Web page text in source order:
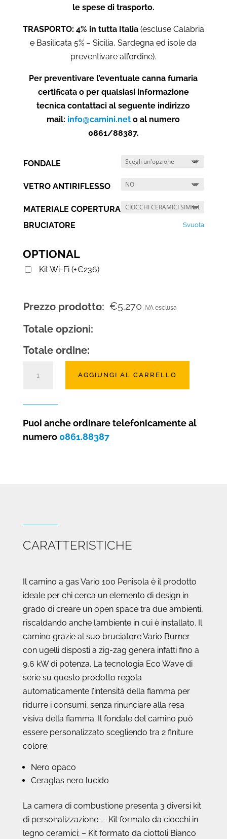
le spese di trasporto.
TRASPORTO: 4% in tutta Italia (escluse Calabria
e Basilicata 5% – Sicilia, Sardegna ed isole da
preventivare all’ordine).
Per preventivare l’eventuale canna fumaria
certificata o per qualsiasi informazione
tecnica contattaci al seguente indirizzo
mail: info@camini.net o al numero
0861/88387.
FONDALE
VETRO ANTIRIFLESSO
MATERIALE COPERTURA
BRUCIATORE
Svuota
OPTIONAL
Kit Wi-Fi (+€236)
Prezzo prodotto: €5.270 IVA esclusa
Totale opzioni:
Totale ordine:
100
penisola
AGGIUNGI AL CARRELLO
Puoi anche ordinare telefonicamente al
numero 0861.88387
CARATTERISTICHE
Il camino a gas Vario 100 Penisola è il prodotto
ideale per chi cerca un elemento di design in
grado di creare un open space tra due ambienti,
riscaldando anche l’ambiente in cui è installato. Il
camino grazie al suo bruciatore Vario Burner
con ugelli disposti a zig-zag genera infatti fino a
9,6 kW di potenza. La tecnologia Eco Wave di
serie su questo prodotto regola
automaticamente l’intensità della fiamma per
ridurre i consumi, senza rinunciare alla resa
visiva della fiamma. Il fondale del camino può
essere personalizzato scegliendo tra 2 finiture
colore:
Nero opaco
Ceraglas nero lucido
La camera di combustione presenta 3 diversi kit
di personalizzazione: – Kit formato da ciocchi in
legno ceramici; – Kit formato da ciottoli Bianco